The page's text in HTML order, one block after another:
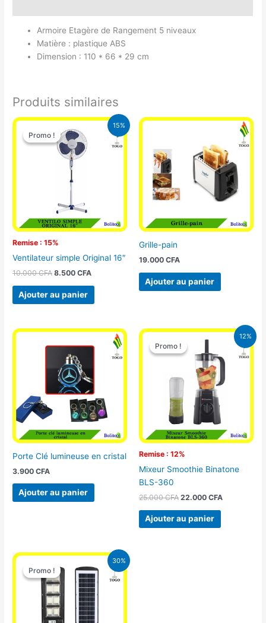
Armoire Etagère de Rangement 5 niveaux
Matière : plastique ABS
Dimension : 110 * 66 * 29 cm
Produits similaires
15%
Promo !
Remise : 15%
Promo !
Ventilateur simple Original 16″
10.000CFA
Le
prix
initial
était :
10.000 CFA.
8.500CFA
Le
Ajouter au panier
Grille-pain
19.000 CFA
Ajouter au panier
Porte Clé lumineuse en cristal
3.900CFA
Ajouter au panier
12%
Promo !
Remise : 12%
Promo !
Mixeur Smoothie Binatone
BLS-360
25.000CFA
Le
prix
initial
était :
25.000 CFA.
22.000 CFA
Le
prix
actuel
est :
Ajouter au panier
30%
Promo !
Promo !
Le
prix
initial
était :
50.000 CFA.
Le
prix
actuel
est :
35.000 CFA.